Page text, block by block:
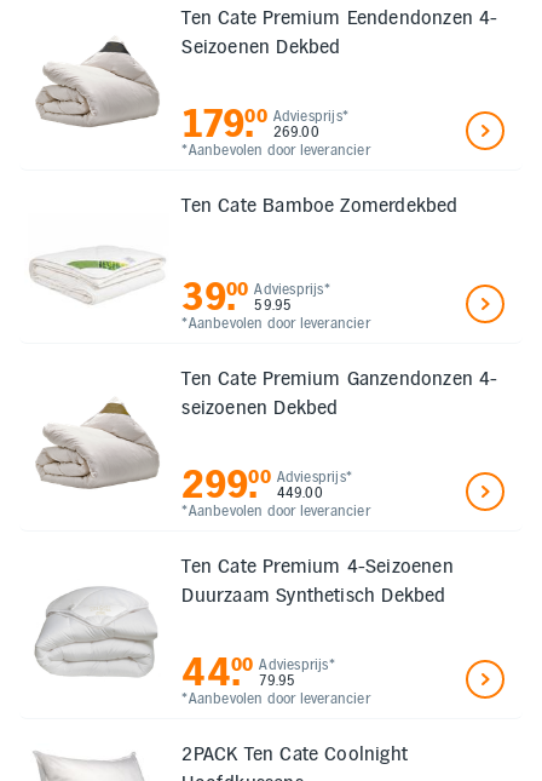
Ten Cate Premium Eendendonzen 4-
Seizoenen Dekbed
Adviesprijs*
269.00
*Aanbevolen door leverancier
179.
00
Ten Cate Bamboe Zomerdekbed
Adviesprijs*
59.95
*Aanbevolen door leverancier
39.
00
Ten Cate Premium Ganzendonzen 4-
seizoenen Dekbed
Adviesprijs*
449.00
*Aanbevolen door leverancier
299.
00
Ten Cate Premium 4-Seizoenen
Duurzaam Synthetisch Dekbed
Adviesprijs*
79.95
*Aanbevolen door leverancier
44.
00
2PACK Ten Cate Coolnight